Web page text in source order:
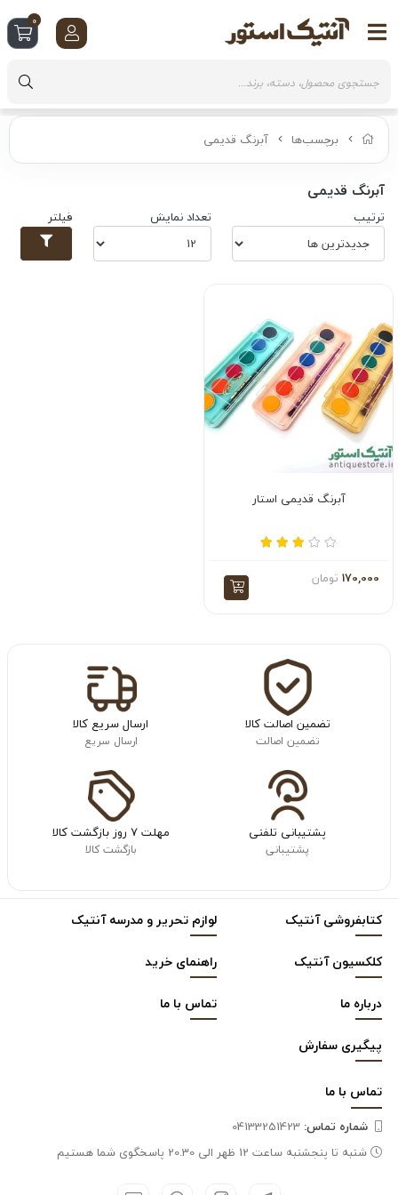
برچسب‌ها آبرنگ قدیمی
آبرنگ قدیمی
ترتیب تعداد نمایش فیلتر
آبرنگ قدیمی استار
170,000 تومان
تضمین اصالت کالا
تضمین اصالت
ارسال سریع کالا
ارسال سریع
پشتیبانی تلفنی
پشتیبانی
مهلت ۷ روز بازگشت کالا
بازگشت کالا
کتابفروشی آنتیک
لوازم تحریر و مدرسه آنتیک
کلکسیون آنتیک
راهنمای خرید
درباره ما
تماس با ما
پیگیری سفارش
تماس با ما
شماره تماس‌:
شنبه تا پنجشنبه ساعت 12 ظهر الی 20.30 پاسخگوی شما هستیم
0